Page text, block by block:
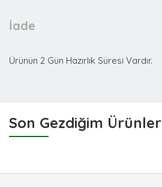
İade
Ürünün 2 Gün Hazırlık Süresi Vardır.
Son Gezdiğim Ürünler